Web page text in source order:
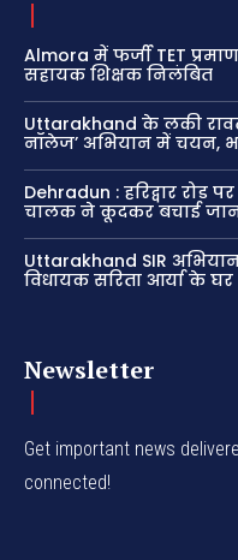
Almora में फर्जी TET
सहायक शिक्षक निलंबित
Uttarakhand के लकी
नॉलेज’ अभियान में चयन,
Dehradun : हरिद्वार
चालक ने कूदकर बचाई
Uttarakhand SIR
विधायक सरिता आर्या के
Newsletter
Get important news
connected!